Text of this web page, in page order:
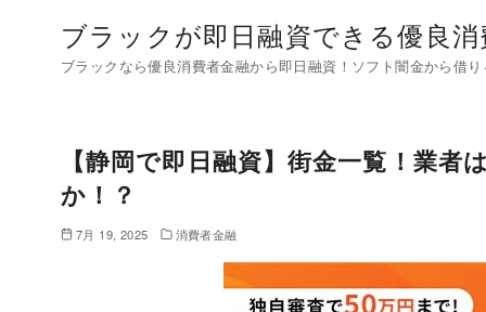
ブラックが即日融資できる優良
ブラックなら優良消費者金融から即日融資！ソフト闇金から借
【静岡で即日融資】街金一覧！業
か！？
7月 19, 2025 消費者金融